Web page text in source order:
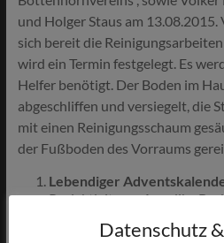
und Holger Staus am
sich bereit die
wird ein Termin festgelegt. Es
Helfer benötigt. Der Boden im
abgeschliffen und versiegelt, die
mit einen Reinigungsschaum
der Fußboden des Vorraums
Lebendiger
Projektleitung: Angelika
Bottenhorn.Datenschutz